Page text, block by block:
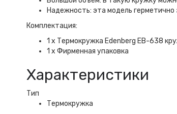
Надежность: эта модель герметично
Комплектация:
1 х Термокружка Edenberg EB-638
1 х Фирменная упаковка
Характеристики
Тип
Термокружка